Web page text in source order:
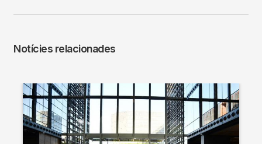
Notícies relacionades